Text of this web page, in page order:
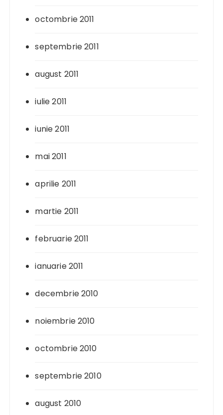
octombrie 2011
septembrie 2011
august 2011
iulie 2011
iunie 2011
mai 2011
aprilie 2011
martie 2011
februarie 2011
ianuarie 2011
decembrie 2010
noiembrie 2010
octombrie 2010
septembrie 2010
august 2010